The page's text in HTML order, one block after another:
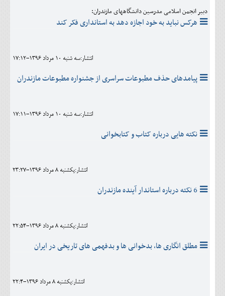
دبیر انجمن اسلامی مدرسین دانشگاههای مازندران:
هرکس نباید به خود اجازه دهد به استانداری فکر کند
انتشار:سه شنبه 10 مرداد 1396-17:12
پیامدهای حذف مطبوعات سراسری از جشنواره مطبوعات مازندران
انتشار:سه شنبه 10 مرداد 1396-17:11
نکته هایی درباره کتاب و کتابخوانی
انتشار:يکشنبه 8 مرداد 1396-23:27
6 نکته درباره استاندار آینده مازندران
انتشار:يکشنبه 8 مرداد 1396-22:54
مطلق انگاری ها، بدخوانی ها و بدفهمی های تاریخی در ایران
انتشار:يکشنبه 8 مرداد 1396-22:4